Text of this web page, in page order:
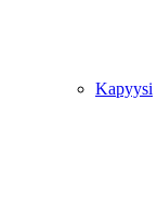
Kapyysi